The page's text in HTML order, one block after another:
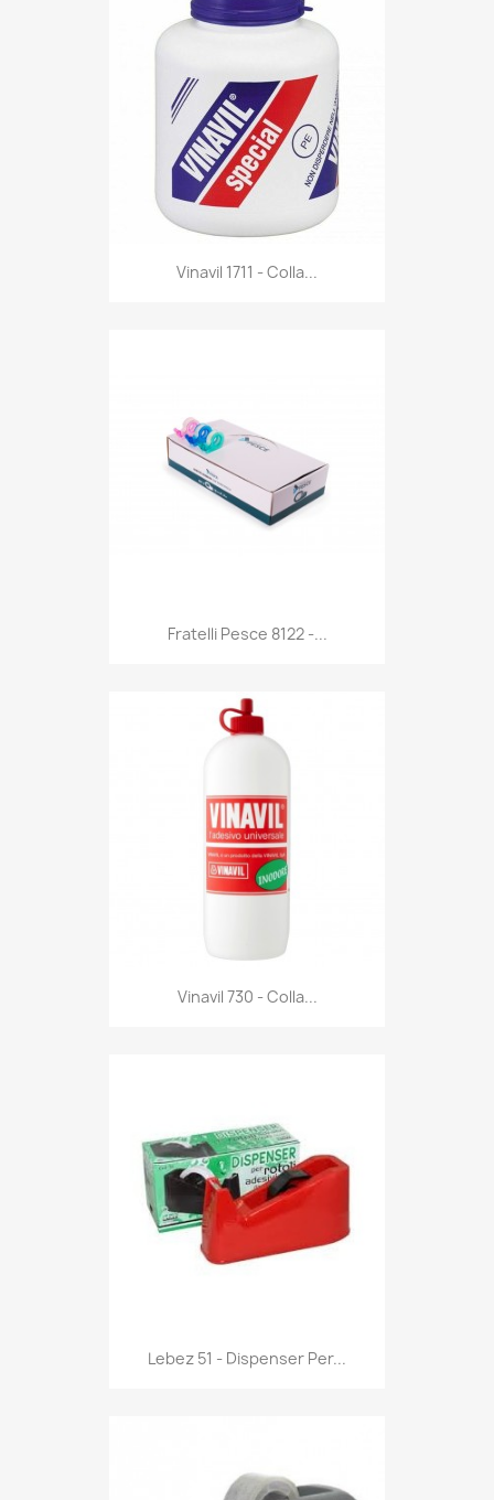
Anteprima
Vinavil 1711 - Colla...
Anteprima
Fratelli Pesce 8122 -...
Anteprima
Vinavil 730 - Colla...
 Anteprima
Lebez 51 - Dispenser Per...